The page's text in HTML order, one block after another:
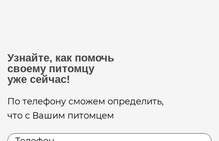
Узнайте, как помочь
своему питомцу
уже сейчас!
По телефону сможем определить,
что с Вашим питомцем